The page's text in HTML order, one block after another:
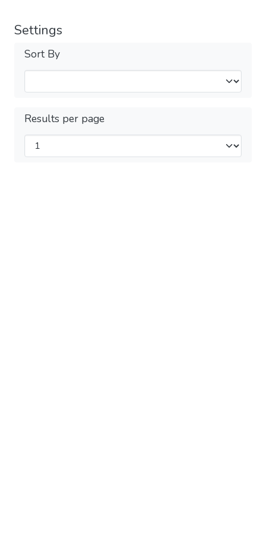
Settings
Sort By
Results per page